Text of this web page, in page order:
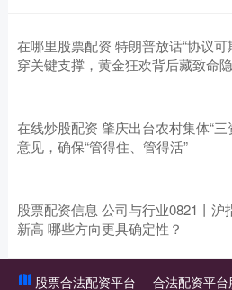
在哪里股票配资 特朗普放话“协议可
穿关键支撑，黄金狂欢背后藏致命隐
在线炒股配资 肇庆出台农村集体“三
意见，确保“管得住、管得活”
股票配资信息 公司与行业0821丨沪
新高 哪些方向更具确定性？
股票合法配资平台 合法配资平台